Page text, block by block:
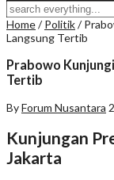
Home/Politik/
Langsung Tertib
Prabowo
Tertib
ByForum Nusantara
Kunjungan
Jakarta